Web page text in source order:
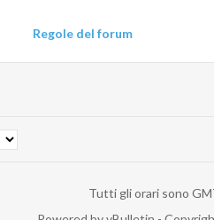
Regole del forum
Tutti gli orari sono